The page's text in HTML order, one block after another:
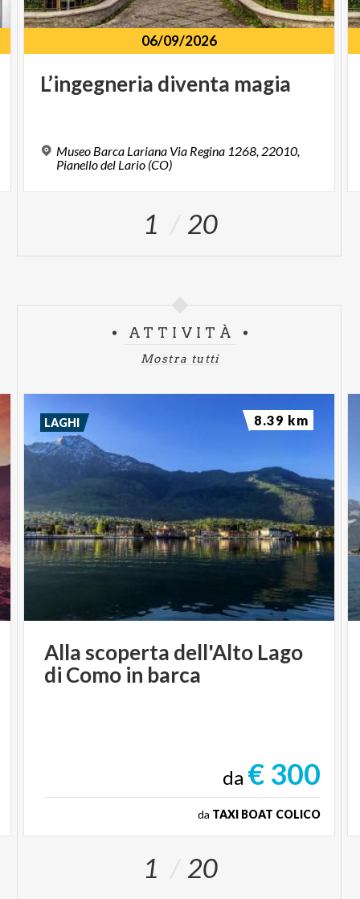
06/09/2026
L’ingegneria diventa magia
Museo Barca Lariana Via Regina 1268, 22010,
Pianello del Lario (CO)
1 20
ATTIVITÀ
Mostra tutti
Alla scoperta dell'Alto Lago
di Como in barca
da € 300
da TAXI BOAT COLICO
LAGHI 8.39 km
1 20